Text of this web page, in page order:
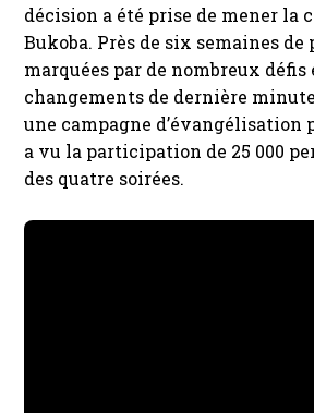
décision a été prise de mener la
Bukoba. Près de six semaines de
marquées par de nombreux défis
changements de dernière
une campagne d’évangélisation
a vu la participation de 25 000
des quatre soirées.